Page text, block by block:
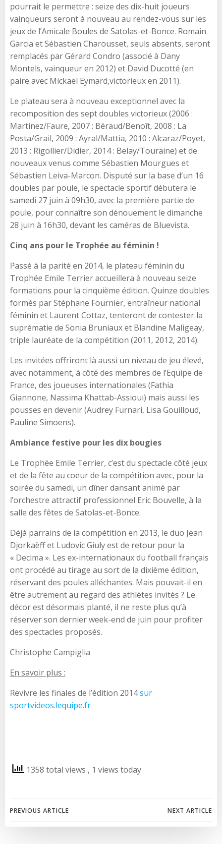
pourrait le permettre : seize des dix-huit joueurs
vainqueurs seront à nouveau au rendez-vous sur les
jeux de l’Amicale Boules de Satolas-et-Bonce. Romain
Garcia et Sébastien Charousset, seuls absents, seront
remplacés par Gérard Condro (associé à Dany
Montels, vainqueur en 2012) et David Ducotté (en
paire avec Mickaël Eymard,victorieux en 2011).
Le plateau sera à nouveau exceptionnel avec la
recomposition des sept doubles victorieux (2006 :
Martinez/Faure, 2007 : Béraud/Benoît, 2008 : La
Posta/Grail, 2009 : Ayral/Mattia, 2010 : Alcaraz/Poyet,
2013 : Rigollier/Didier, 2014 : Belay/Touraine) et de
nouveaux venus comme Sébastien Mourgues et
Sébastien Leiva-Marcon. Disputé sur la base d’un 16
doubles par poule, le spectacle sportif débutera le
samedi 27 juin à 09h30, avec la première partie de
poule, pour connaître son dénouement le dimanche
28 juin à 16h30, devant les caméras de Bluevista.
Cinq ans pour le Trophée au féminin !
Passé à la parité en 2014, le plateau féminin du
Trophée Emile Terrier accueillera à nouveau seize
formations pour la cinquième édition. Quinze doubles
formés par Stéphane Fournier, entraîneur national
féminin et Laurent Cottaz, tenteront de contester la
suprématie de Sonia Bruniaux et Blandine Maligeay,
triple lauréate de la compétition (2011, 2012, 2014).
Les invitées offriront là aussi un niveau de jeu élevé,
avec notamment, à côté des membres de l’Equipe de
France, des joueuses internationales (Fathia
Giannone, Nassima Khattab-Assioui) mais aussi les
pousses en devenir (Audrey Furnari, Lisa Gouilloud,
Pauline Simoens).
Ambiance festive pour les dix bougies
Le Trophée Emile Terrier, c’est du spectacle côté jeux
et de la fête au coeur de la compétition avec, pour la
soirée du samedi, un dîner dansant animé par
l’orchestre attractif professionnel Eric Bouvelle, à la
salle des fêtes de Satolas-et-Bonce.
Déjà parrains de la compétition en 2013, le duo Jean
Djorkaëff et Ludovic Giuly est de retour pour la
« Decima ». Les ex-internationaux du football français
ont procédé au tirage au sort de la dixième édition,
réservant des poules alléchantes. Mais pouvait-il en
être autrement au regard des athlètes invités ? Le
décor est désormais planté, il ne reste plus qu’à
réserver son dernier week-end de juin pour profiter
des spectacles proposés.
Christophe Campiglia
En savoir plus :
Revivre les finales de l’édition 2014sur
sportvideos.lequipe.fr
1358 total views , 1 views today
Post
PREVIOUS ARTICLE NEXT ARTICLE